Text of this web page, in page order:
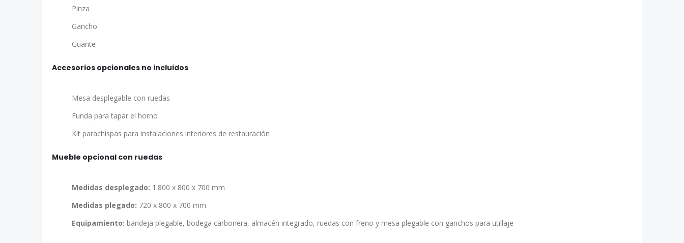
Pinza
Gancho
Guante
Accesorios opcionales no incluidos
Mesa desplegable con ruedas
Funda para tapar el horno
Kit parachispas para instalaciones interiores de restauración
Mueble opcional con ruedas
Medidas desplegado: 1.800 x 800 x 700 mm
Medidas plegado: 720 x 800 x 700 mm
Equipamiento: bandeja plegable, bodega carbonera, almacén integrado, ruedas con freno y mesa plegable con ganchos para utillaje